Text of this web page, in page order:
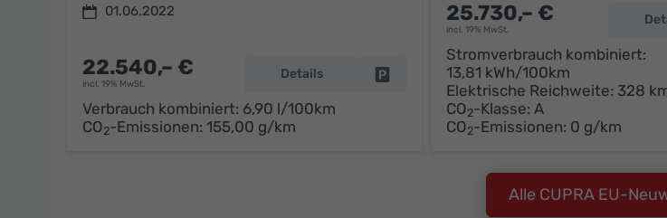
01.06.2022
22.540,– €
incl. 19% MwSt.
Details Fahrzeug parken
Verbrauch kombiniert: 6,90 l/100km
CO2-Emissionen: 155,00 g/km
25.730,– €
incl. 19% MwSt.
Stromverbrauch kombiniert:
13,81 kWh/100km
Elektrische Reichweite: 328
CO2-Klasse: A
CO2-Emissionen: 0 g/km
Alle CUPRA EU-